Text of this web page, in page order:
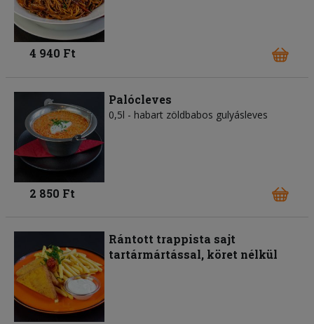
4 940 Ft
Palócleves
0,5l - habart zöldbabos gulyásleves
2 850 Ft
Rántott trappista sajt
tartármártással, köret nélkül